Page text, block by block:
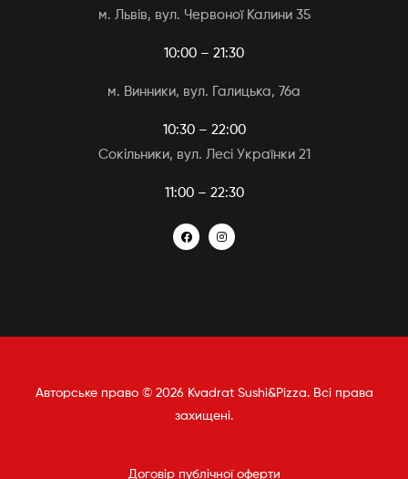
м. Львів, вул. Червоної Калини 35
10:00 – 21:30
м. Винники, вул. Галицька, 76а
10:30 – 22:00
Сокільники, вул. Лесі Українки 21
11:00 – 22:30
Авторське право © 2026 Kvadrat Sushi&Pizza. Всі права
захищені.
Договір публічної оферти